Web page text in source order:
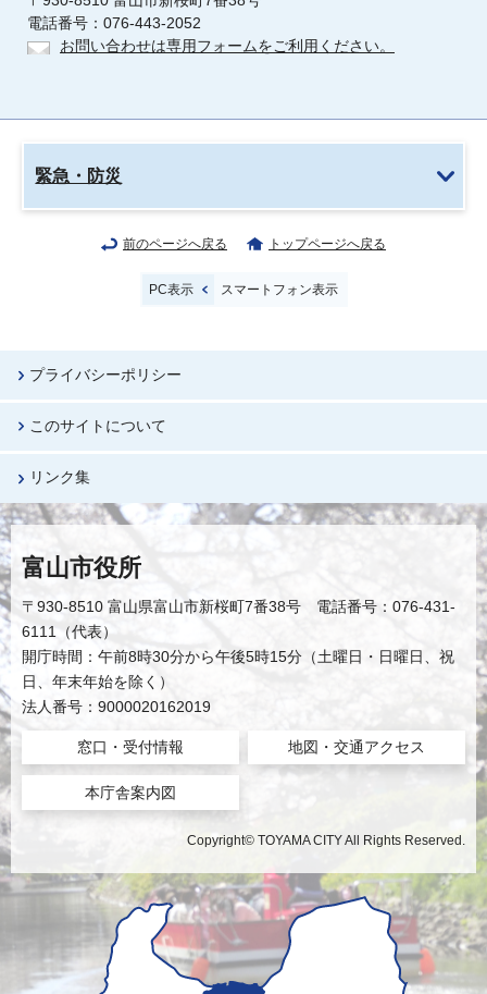
電話番号：076-443-2052
お問い合わせは専用フォームをご利用ください。
緊急・防災
前のページへ戻る トップページへ戻る
PC表示 スマートフォン表示
プライバシーポリシー
このサイトについて
リンク集
富山市役所
〒930-8510 富山県富山市新桜町7番38号 電話番号：076-431-
6111（代表）
開庁時間：午前8時30分から午後5時15分（土曜日・日曜日、祝
日、年末年始を除く）
法人番号：9000020162019
窓口・受付情報 地図・交通アクセス
本庁舎案内図
Copyright© TOYAMA CITY All Rights Reserved.